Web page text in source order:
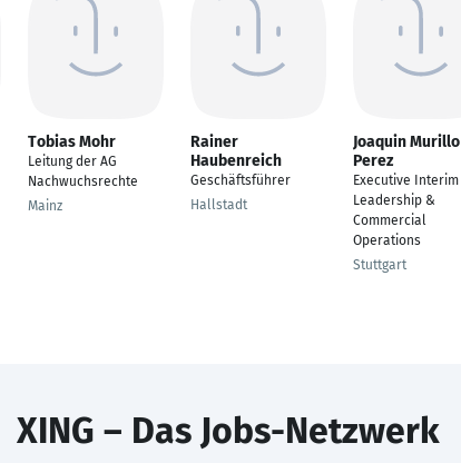
Tobias Mohr
Leitung der AG
Nachwuchsrechte
Mainz
Rainer
Haubenreich
Geschäftsführer
Hallstadt
Joaquin Murillo
Perez
Executive Interim
Leadership &
Commercial
Operations
Stuttgart
XING – Das Jobs-Netzwerk